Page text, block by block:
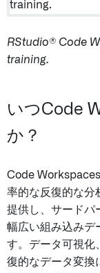
RStudio® Code
training.
いつCode
か？
Code
率的な反復的な分
提供し、サードパ
幅広い組み込みデ
す。データ可視化
復的なデータ変換